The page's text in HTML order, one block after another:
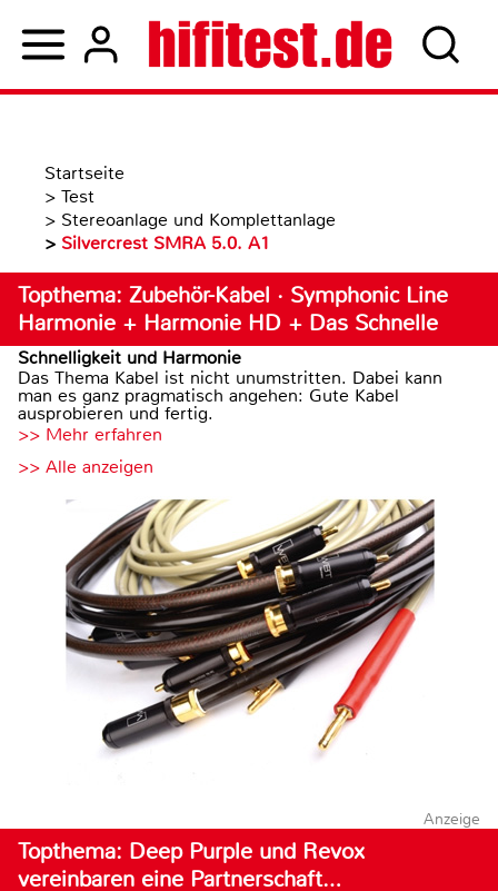
Startseite
> Test
> Stereoanlage und Komplettanlage
> Silvercrest SMRA 5.0. A1
Topthema: Zubehör-Kabel · Symphonic Line
Harmonie + Harmonie HD + Das Schnelle
Schnelligkeit und Harmonie
Das Thema Kabel ist nicht unumstritten. Dabei kann
man es ganz pragmatisch angehen: Gute Kabel
ausprobieren und fertig.
>> Mehr erfahren
>> Alle anzeigen
Anzeige
Topthema: Deep Purple und Revox
vereinbaren eine Partnerschaft…